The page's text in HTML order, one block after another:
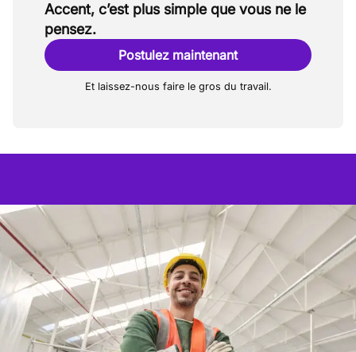
Accent, c’est plus simple que vous ne le
pensez.
Postulez maintenant
Et laissez-nous faire le gros du travail.